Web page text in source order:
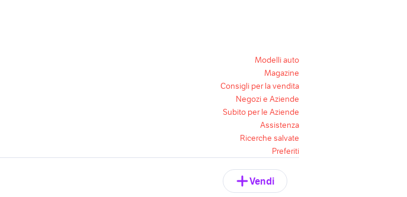
Modelli auto
Magazine
Consigli per la vendita
Negozi e Aziende
Subito per le Aziende
Assistenza
Ricerche salvate
Preferiti
Vendi